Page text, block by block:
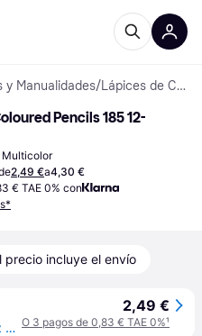
y Manualidades/ Lápices de Color
Pencils 185 12-
Multicolor
2,49 €a4,30 €
€ TAE 0% con
precio incluye el envío
STAEDTLER 61SET6 - Lápiz de color, 12 colores, borrador y lápiz
2,49 €
O 3 pagos de 0,83 € TAE 0%¹